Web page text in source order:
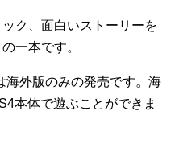
ク、面白いストーリーを
一本です。
海外版のみの発売です。海
本体で遊ぶことができま